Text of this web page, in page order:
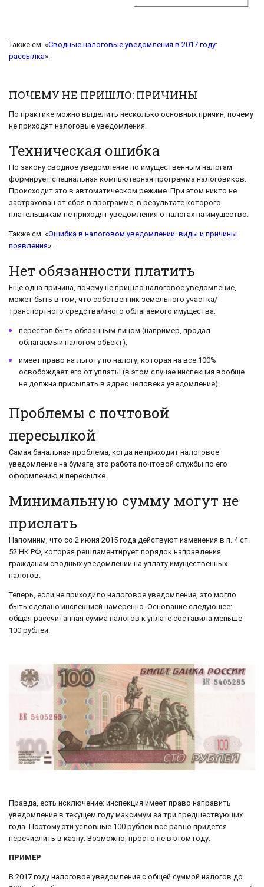
Также см. «Сводные налоговые уведомления в 2017 году:
рассылка».
ПОЧЕМУ НЕ ПРИШЛО: ПРИЧИНЫ
По практике можно выделить несколько основных причин, почему
не приходят налоговые уведомления.
Техническая ошибка
По закону сводное уведомление по имущественным налогам
формирует специальная компьютерная программа налоговиков.
Происходит это в автоматическом режиме. При этом никто не
застрахован от сбоя в программе, в результате которого
плательщикам не приходят уведомления о налогах на имущество.
Также см. «Ошибка в налоговом уведомлении: виды и причины
появления».
Нет обязанности платить
Ещё одна причина, почему не пришло налоговое уведомление,
может быть в том, что собственник земельного участка/
транспортного средства/иного облагаемого имущества:
перестал быть обязанным лицом (например, продал
облагаемый налогом объект);
имеет право на льготу по налогу, которая на все 100%
освобождает его от уплаты (в этом случае инспекция вообще
не должна присылать в адрес человека уведомление).
Проблемы с почтовой
пересылкой
Самая банальная проблема, когда не приходит налоговое
уведомление на бумаге, это работа почтовой службы по его
оформлению и пересылке.
Минимальную сумму могут не
прислать
Напомним, что со 2 июня 2015 года действуют изменения в п. 4 ст.
52 НК РФ, которая решламентирует порядок направления
гражданам сводных уведомлений на уплату имущественных
налогов.
Теперь, если не приходило налоговое уведомление, это могло
быть сделано инспекцией намеренно. Основание следующее:
общая рассчитанная сумма налогов к уплате составила меньше
100 рублей.
Правда, есть исключение: инспекция имеет право направить
уведомление в текущем году максимум за три предшествующих
года. Поэтому эти условные 100 рублей всё равно придется
перечислить в казну. Возможно, просто не в этом году.
ПРИМЕР
В 2017 году налоговое уведомление с общей суммой налогов до